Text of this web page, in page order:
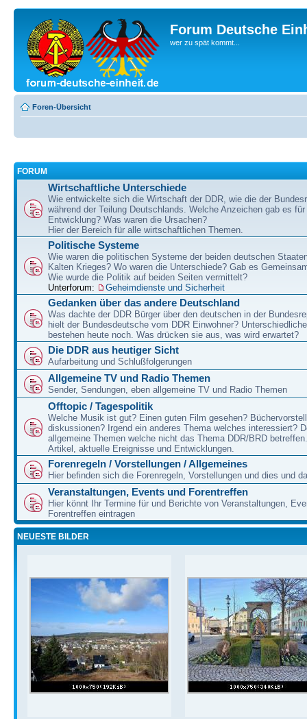
Forum Deutsche
wer zu spät kommt...
Foren-Übersicht
FORUM
Wirtschaftliche Unterschiede
Wie entwickelte sich die Wirtschaft der DDR, wie die der
während der Teilung Deutschlands. Welche Anzeichen gab es für
Entwicklung? Was waren die Ursachen?
Hier der Bereich für alle wirtschaftlichen Themen.
Politische Systeme
Wie waren die politischen Systeme der beiden deutschen
Kalten Krieges? Wo waren die Unterschiede? Gab es
Wie wurde die Politik auf beiden Seiten vermittelt?
Unterforum:
Geheimdienste und Sicherheit
Gedanken über das andere Deutschland
Was dachte der DDR Bürger über den deutschen in der
hielt der Bundesdeutsche vom DDR Einwohner?
bestehen heute noch. Was drücken sie aus, was wird erwartet?
Die DDR aus heutiger Sicht
Aufarbeitung und Schlußfolgerungen
Allgemeine TV und Radio Themen
Sender, Sendungen, eben allgemeine TV und Radio Themen
Offtopic / Tagespolitik
Welche Musik ist gut? Einen guten Film gesehen?
diskussionen? Irgend ein anderes Thema welches interessiert?
allgemeine Themen welche nicht das Thema DDR/BRD
Artikel, aktuelle Ereignisse und Entwicklungen.
Forenregeln / Vorstellungen / Allgemeines
Hier befinden sich die Forenregeln, Vorstellungen und dies und
Veranstaltungen, Events und Forentreffen
Hier könnt Ihr Termine für und Berichte von Veranstaltungen,
Forentreffen eintragen
NEUESTE BILDER